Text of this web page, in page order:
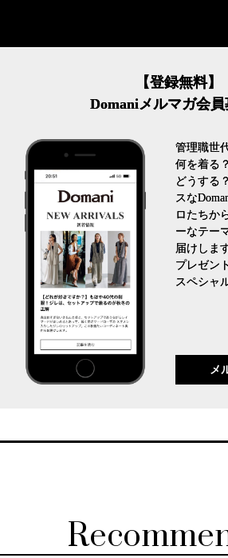
【登録無料】
Domaniメルマガ会員
管理職世
何を着る
どうする
スな
ロたちか
ーなテー
届けしま
プレゼン
スペシャ
メ